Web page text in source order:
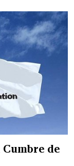
de